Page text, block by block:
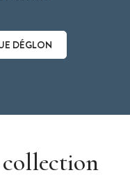
DÉGLON